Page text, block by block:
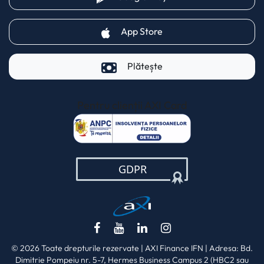
App Store
Plătește
Pentru clienții AXI Card
(opens in a new
(opens in a new tab)
(opens in a new tab)
(opens in a new tab)
(opens in a new
© 2026 Toate drepturile rezervate | AXI Finance IFN | Adresa: Bd.
Dimitrie Pompeiu nr. 5-7, Hermes Business Campus 2 (HBC2 sau